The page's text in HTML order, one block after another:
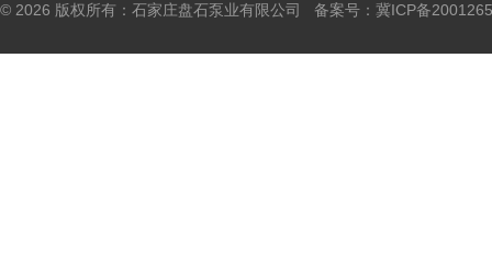
© 2026 版权所有：石家庄盘石泵业有限公司 备案号： 冀ICP备